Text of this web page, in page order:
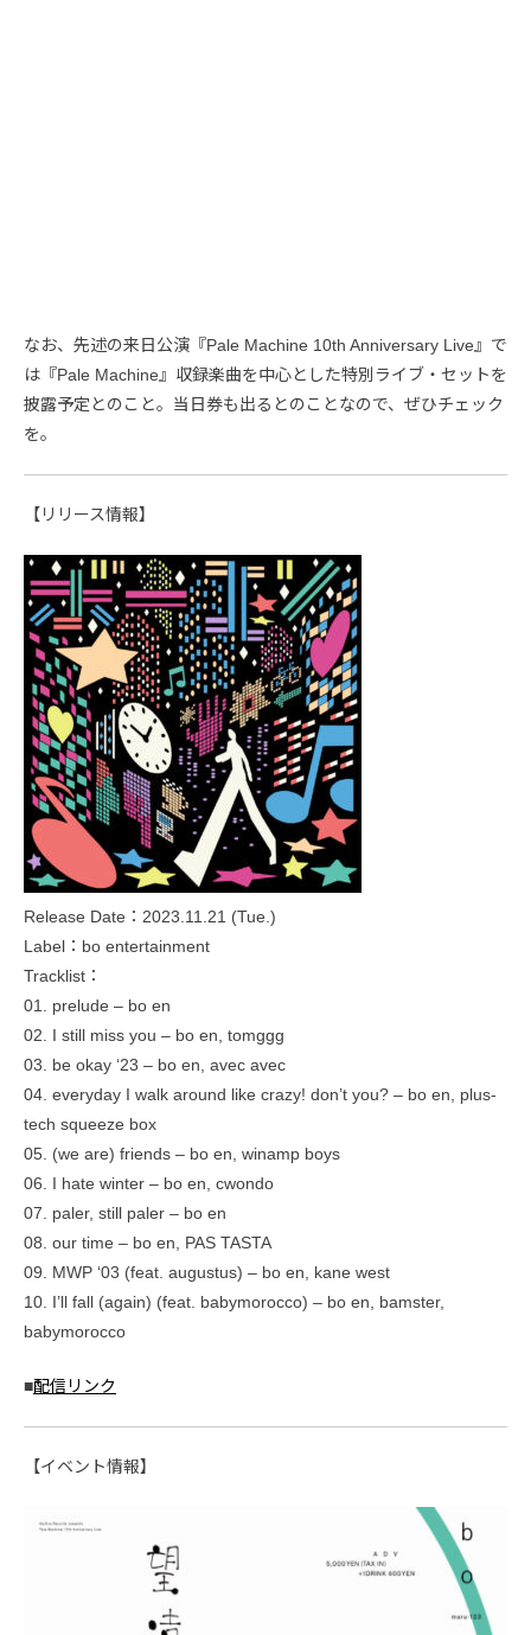
なお、先述の来日公演『Pale Machine 10th Anniversary Live』で
は『Pale Machine』収録楽曲を中心とした特別ライブ・セットを
披露予定とのこと。当日券も出るとのことなので、ぜひチェック
を。
【リリース情報】
Release Date：2023.11.21 (Tue.)
Label：bo entertainment
Tracklist：
01. prelude – bo en
02. I still miss you – bo en, tomggg
03. be okay ‘23 – bo en, avec avec
04. everyday I walk around like crazy! don’t you? – bo en, plus-
tech squeeze box
05. (we are) friends – bo en, winamp boys
06. I hate winter – bo en, cwondo
07. paler, still paler – bo en
08. our time – bo en, PAS TASTA
09. MWP ‘03 (feat. augustus) – bo en, kane west
10. I’ll fall (again) (feat. babymorocco) – bo en, bamster,
babymorocco
■配信リンク
【イベント情報】